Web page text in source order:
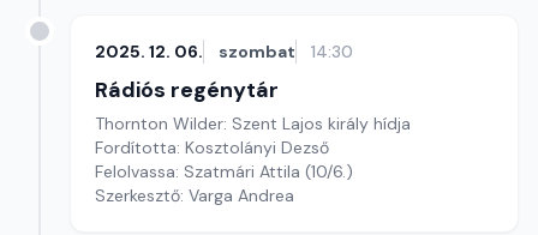
2025. 12. 06. szombat 14:30
Rádiós regénytár
Thornton Wilder: Szent Lajos király hídja
Fordította: Kosztolányi Dezső
Felolvassa: Szatmári Attila (10/6.)
Szerkesztő: Varga Andrea